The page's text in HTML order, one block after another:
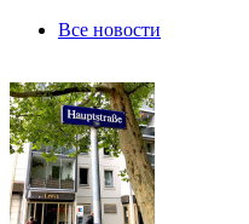
Все новости